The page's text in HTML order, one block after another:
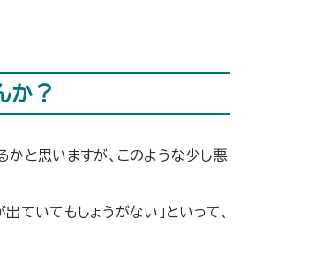
か？
と思いますが、このような少し悪
ていてもしょうがない」といって、